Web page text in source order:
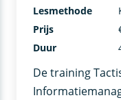
De training
Lesmethode
Prijs
Duur